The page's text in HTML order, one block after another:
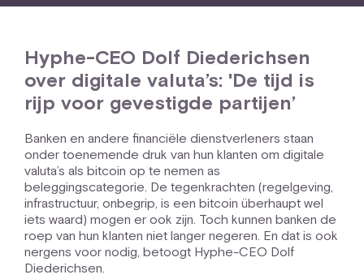
Hyphe-CEO Dolf Diederichsen
over digitale valuta’s: 'De tijd is
rijp voor gevestigde partijen’
Banken en andere financiële dienstverleners staan
onder toenemende druk van hun klanten om digitale
valuta’s als bitcoin op te nemen as
beleggingscategorie. De tegenkrachten (regelgeving,
infrastructuur, onbegrip, is een bitcoin überhaupt wel
iets waard) mogen er ook zijn. Toch kunnen banken de
roep van hun klanten niet langer negeren. En dat is ook
nergens voor nodig, betoogt Hyphe-CEO Dolf
Diederichsen.